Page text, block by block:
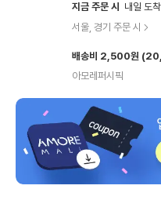
지금 주문 시
내일 도
서울, 경기 주문 시
배송비 2,500원
아모레퍼시픽